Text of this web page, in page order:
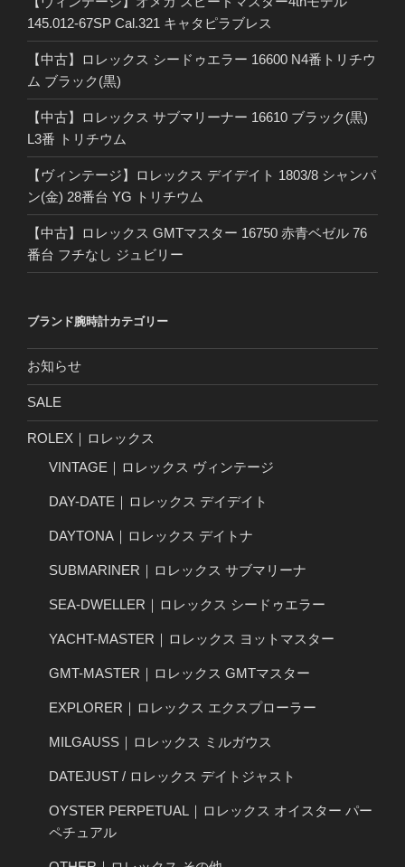
145.012-67SP Cal.321 キャタピラブレス
【中古】ロレックス シードゥエラー 16600 N4番トリチウ
ム ブラック(黒)
【中古】ロレックス サブマリーナー 16610 ブラック(黒)
L3番 トリチウム
【ヴィンテージ】ロレックス デイデイト 1803/8 シャンパ
ン(金) 28番台 YG トリチウム
【中古】ロレックス GMTマスター 16750 赤青ベゼル 76
番台 フチなし ジュビリー
ブランド腕時計カテゴリー
お知らせ
SALE
ROLEX｜ロレックス
VINTAGE｜ロレックス ヴィンテージ
DAY-DATE｜ロレックス デイデイト
DAYTONA｜ロレックス デイトナ
SUBMARINER｜ロレックス サブマリーナ
SEA-DWELLER｜ロレックス シードゥエラー
YACHT-MASTER｜ロレックス ヨットマスター
GMT-MASTER｜ロレックス GMTマスター
EXPLORER｜ロレックス エクスプローラー
MILGAUSS｜ロレックス ミルガウス
DATEJUST / ロレックス デイトジャスト
OYSTER PERPETUAL｜ロレックス オイスター パー
ペチュアル